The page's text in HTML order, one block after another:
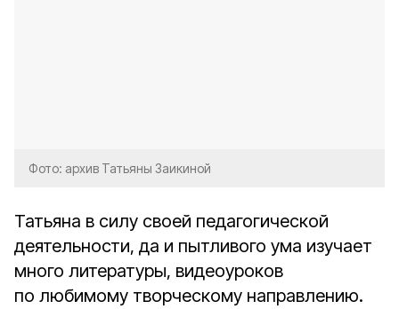
Фото: архив Татьяны Заикиной
Татьяна в силу своей педагогической
деятельности, да и пытливого ума изучает
много литературы, видеоуроков
по любимому творческому направлению.